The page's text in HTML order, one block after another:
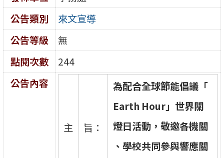
公告類別
來文宣導
公告等級
無
點閱次數
244
公告內容
主 旨：
為配合全球節能倡議「
Earth Hour」 世界關
燈日活動， 敬邀各機關
、 學校共同參與響應關